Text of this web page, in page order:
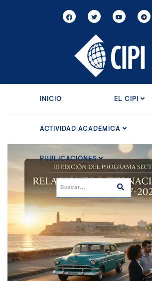
INICIO EL CIPI
ACTIVIDAD ACADÉMICA
PUBLICACIONES